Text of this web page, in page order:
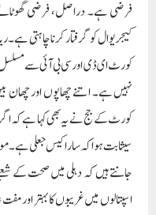
فرضی ہے۔ دراصل، فرضی گھوٹالے
کیجریوال کو گرفتار کرنا چاہتی
کورٹ ای ڈی اور سی بی آئی سے
نہیں ہے۔ اتنے چھاپوں اور چھان
سیثابت ہوا کہ سارا کیس جعلی
جانتے ہیں کہ دہلی میں صحت کے
اسپتالوں میں غریبوں کا بہتر اور